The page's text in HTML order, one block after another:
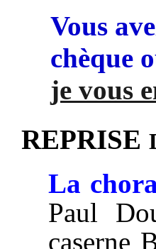
Vous
chèque
je vous
REPRISE
La
Paul
caserne